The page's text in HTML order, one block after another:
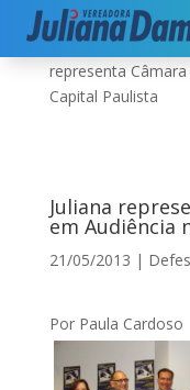
Início|Meio
representa
Capital Paulista
Juliana
em Audiência
21/05/2013 |
Por Paula Cardoso